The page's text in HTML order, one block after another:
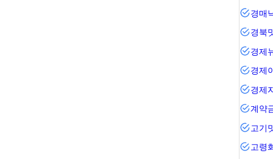
경매
경북
경제
경제
경제
계약
고기
고령